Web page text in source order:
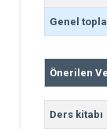
Genel
Önerilen
Ders kitabı